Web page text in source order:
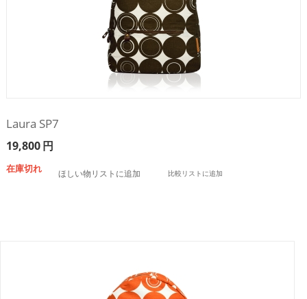
Laura SP7
19,800円
在庫切れ ほしい物リストに追加 比較リストに追加